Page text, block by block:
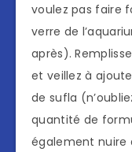
voulez pas faire
verre de
après).
et veillez à
de sufla
quantité de
également nuire